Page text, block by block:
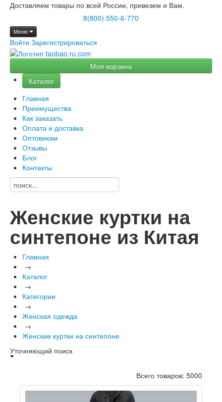
Доставляем товары по всей России, привезем и Вам.
8(800) 550-6-770
Меню
Войти Зарегистрироваться
Моя корзина
Каталог
Главная
Преимущества
Как заказать
Оплата и доставка
Оптовикам
Отзывы
Блог
Контакты
Женские куртки на
синтепоне из Китая
Главная
→
Каталог
→
Категории
→
Женская одежда
→
Женские куртки на синтепоне
Уточняющий поиск
Всего товаров: 5000